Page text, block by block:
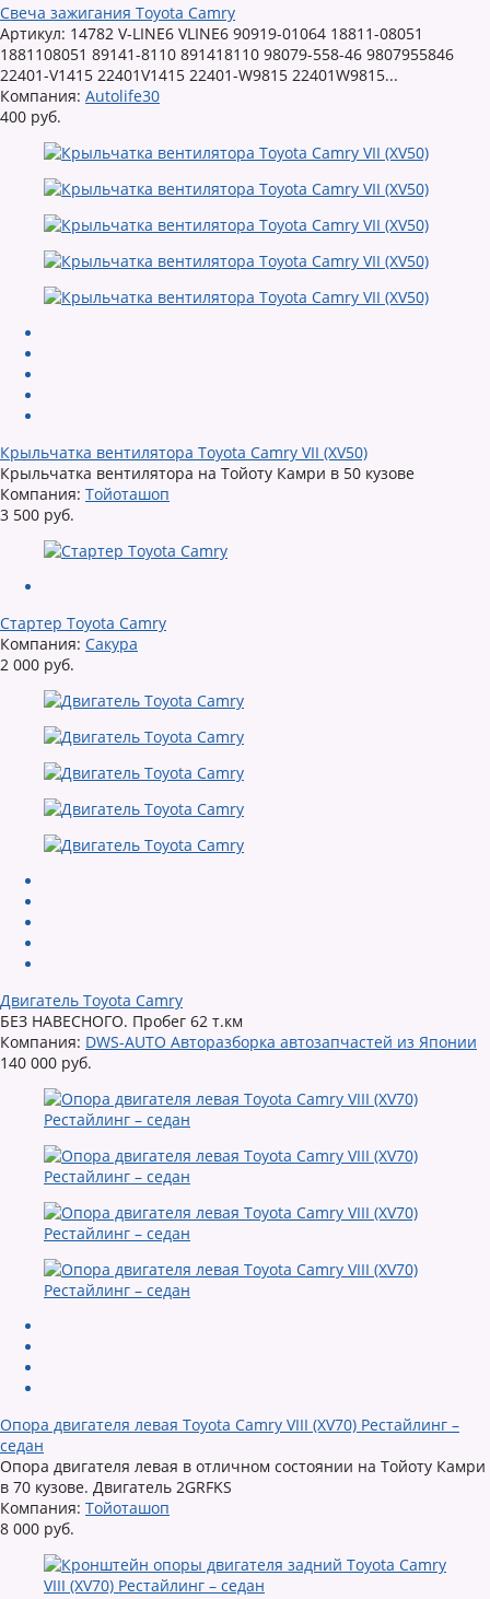
Свеча зажигания Toyota Camry
Артикул: 14782 V-LINE6 VLINE6 90919-01064 18811-08051
1881108051 89141-8110 891418110 98079-558-46 9807955846
22401-V1415 22401V1415 22401-W9815 22401W9815...
Компания: Autolife30
400 руб.
Крыльчатка вентилятора Toyota Camry VII (XV50)
Крыльчатка вентилятора на Тойоту Камри в 50 кузове
Компания: Тойоташоп
3 500 руб.
Стартер Toyota Camry
Компания: Сакура
2 000 руб.
Двигатель Toyota Camry
БЕЗ НАВЕСНОГО. Пробег 62 т.км
Компания: DWS-AUTO Авторазборка автозапчастей из Японии
140 000 руб.
Опора двигателя левая Toyota Camry VIII (XV70) Рестайлинг –
седан
Опора двигателя левая в отличном состоянии на Тойоту Камри
в 70 кузове. Двигатель 2GRFKS
Компания: Тойоташоп
8 000 руб.